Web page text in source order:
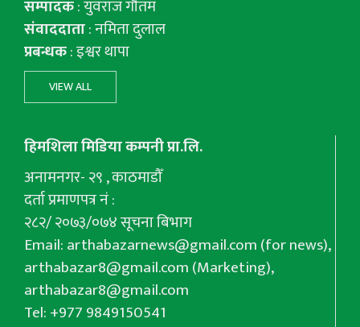
सम्पादक: युवराज गाैतम
संवाददाता: नमिता दुलाल
प्रबन्धक: इश्वर थापा
VIEW ALL
हिमशिला मिडिया कम्पनी प्रा.लि.
अनामनगर- २९ , काठमाडौँ
दर्ता प्रमाणपत्र नं :
२८२/ २०७३/०७४ सूचना बिभाग
Email:arthabazarnews@gmail.com(for news),
arthabazar8@gmail.com(Marketing),
arthabazar8@gmail.com
Tel: +977 9849150541